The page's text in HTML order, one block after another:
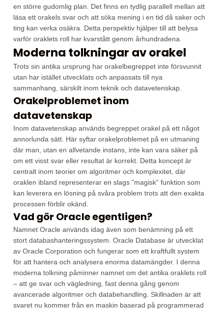
en större gudomlig plan. Det finns en tydlig parallell mellan att
läsa ett orakels svar och att söka mening i en tid då saker och
ting kan verka osäkra. Detta perspektiv hjälper till att belysa
varför oraklets roll har kvarstått genom århundradena.
Moderna tolkningar av orakel
Trots sin antika ursprung har orakelbegreppet inte försvunnit
utan har istället utvecklats och anpassats till nya
sammanhang, särskilt inom teknik och datavetenskap.
Orakelproblemet inom
datavetenskap
Inom datavetenskap används begreppet orakel på ett något
annorlunda sätt. Här syftar orakelproblemet på en utmaning
där man, utan en allvetande instans, inte kan vara säker på
om ett visst svar eller resultat är korrekt. Detta koncept är
centralt inom teorier om algoritmer och komplexitet, där
oraklen ibland representerar en slags ”magisk” funktion som
kan leverera en lösning på svåra problem trots att den exakta
processen förblir okänd.
Vad gör Oracle egentligen?
Namnet Oracle används idag även som benämning på ett
stort databashanteringssystem. Oracle Database är utvecklat
av Oracle Corporation och fungerar som ett kraftfullt system
för att hantera och analysera enorma datamängder. I denna
moderna tolkning påminner namnet om det antika oraklets roll
– att ge svar och vägledning, fast denna gång genom
avancerade algoritmer och databehandling. Skillnaden är att
svaret nu kommer från en maskin baserad på programmerad